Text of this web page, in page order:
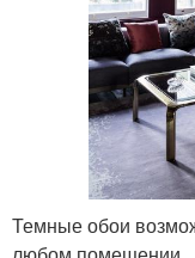
Темные обои